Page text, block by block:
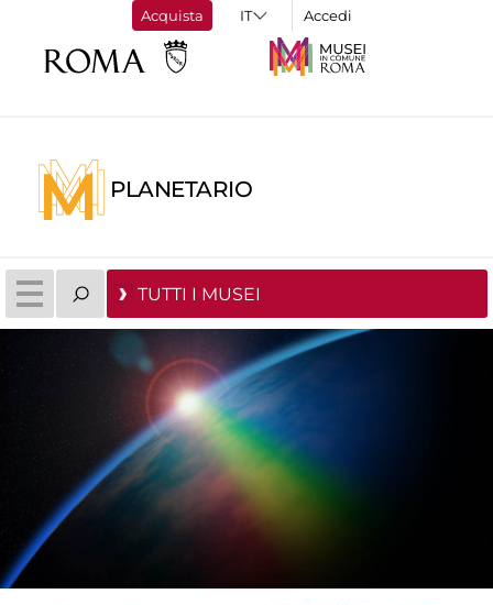
Acquista Accedi
PLANETARIO
TUTTI I MUSEI